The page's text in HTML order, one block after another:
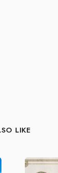
LIKE